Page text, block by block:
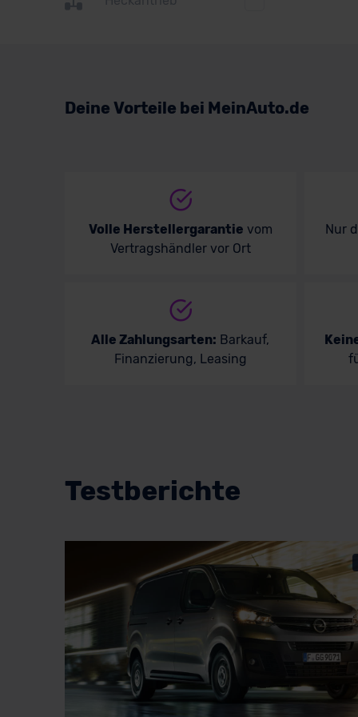
Volvo
Deine Vorteile bei MeinAuto.de
Volle Herstellergarantie vom
Vertragshändler vor Ort
Nur
Alle Zahlungsarten: Barkauf,
Finanzierung, Leasing
Testberichte